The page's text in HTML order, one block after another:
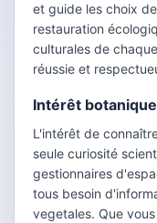
et guide les choix
restauration
culturales de
réussie et
Intérêt
L'intérêt de
seule curiosité
gestionnaires
tous besoin
vegetales. Que